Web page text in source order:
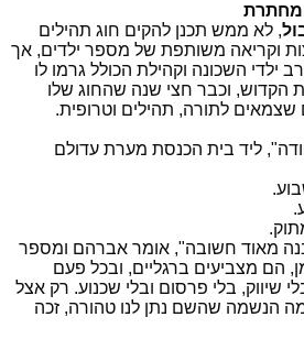
, לא ממש תכנן להקים חוג תהילים
וקריאה משותפת של מספר ילדים, אך
ילדי השכונה וקהילת הכולל גרמו לו
הקדוש, וכבר חצי שנה שהחוג שלו
שצמאים לתורה, תהילים וטרופית.
ליד בית הכנסת מערת עדולם
מאוד חשובה", אומר אברהם ומספר
הם מצביעים ברגליים, ובכל פעם
שיווק, בלי פרסום ובלי שכנוע. רק אצל
הנשמה שהשם נתן לנו טהורה, זכה